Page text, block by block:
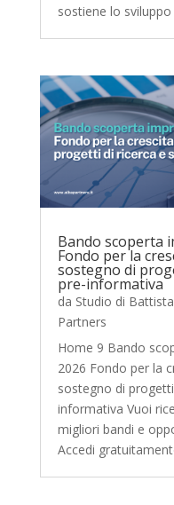
sostiene lo
Bando scoperta
Fondo per la
sostegno di
pre-informativa
da Studio di Battista
Partners
Home 9 Bando
2026 Fondo per la
sostegno di
informativa Vuoi
migliori bandi e
Accedi